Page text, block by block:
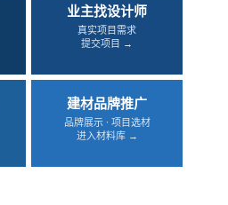
业主找设计师
真实项目需求
提交项目 →
建材品牌推广
品牌展示 · 项目选材
进入材料库 →